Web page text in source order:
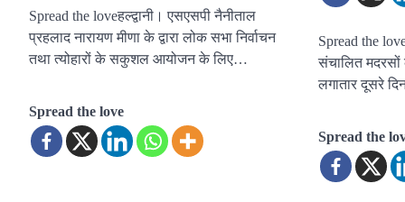
Spread the loveहल्द्वानी। एसएसपी नैनीताल
प्रहलाद नारायण मीणा के द्वारा लोक सभा निर्वाचन
तथा त्योहारों के सकुशल आयोजन के लिए…
Spread the love
Spread the
संचालित
लगातार दूसरे
Spread the